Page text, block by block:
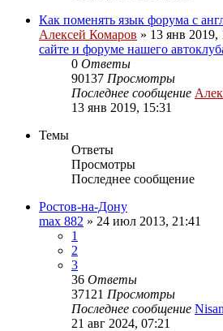
Как поменять язык форума с
Алексей Комаров » 13 янв 2019,
сайте и форуме нашего
0 Ответы
90137 Просмотры
Последнее сообщение
13 янв 2019, 15:31
Темы
Ответы
Просмотры
Последнее сообщение
Ростов-на-Дону
max 882 » 24 июл 2013, 21:41
1
2
3
36 Ответы
37121 Просмотры
Последнее сообщение
21 авг 2024, 07:21